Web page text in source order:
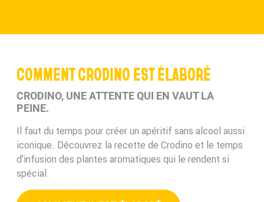
COMMENT CRODINO EST ÉLABORÉ
CRODINO, UNE ATTENTE QUI EN VAUT LA
PEINE.
Il faut du temps pour créer un apéritif sans alcool aussi
iconique. Découvrez la recette de Crodino et le temps
d’infusion des plantes aromatiques qui le rendent si
spécial.